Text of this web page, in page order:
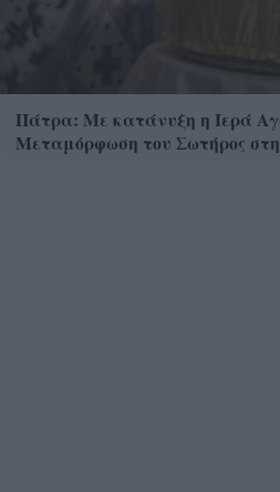
Πάτρα: Με κατάνυξη η Ιερά
Μεταμόρφωση του Σωτήρος